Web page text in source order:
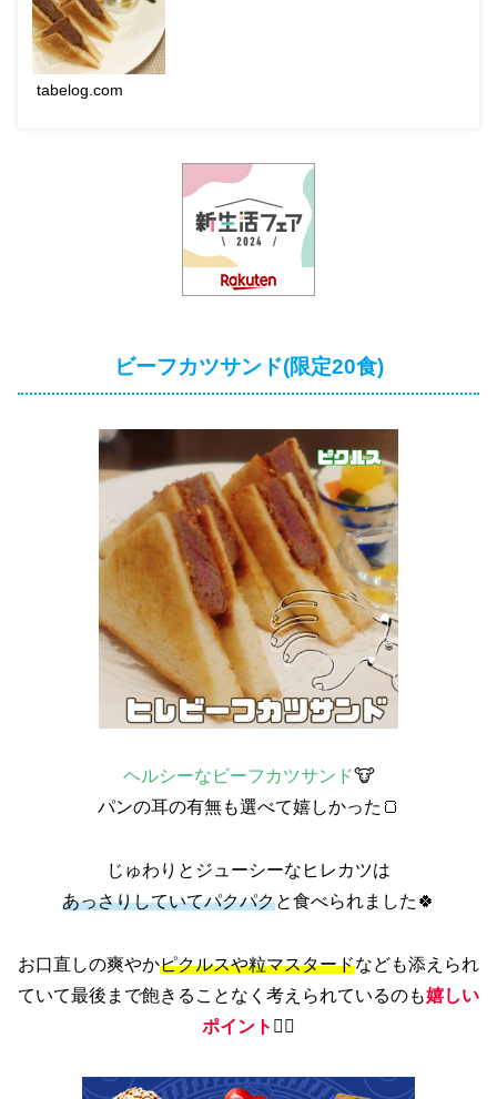
tabelog.com
ビーフカツサンド(限定20食)
ヘルシーなビーフカツサンド🐮
パンの耳の有無も選べて嬉しかった🍞
じゅわりとジューシーなヒレカツは
あっさりしていてパクパクと食べられました🍀
お口直しの爽やかピクルスや粒マスタードなども添えられ
ていて最後まで飽きることなく考えられているのも嬉しい
ポイント 👆🏻